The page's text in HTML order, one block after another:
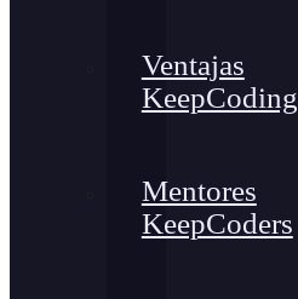
Ventajas
KeepCoding
Mentores
KeepCoders